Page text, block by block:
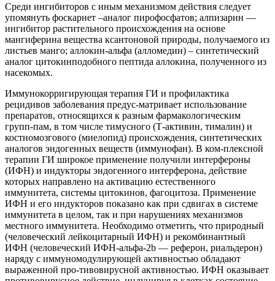
Среди ингибиторов с иным механизмом действия следует
упомянуть фоскарнет –аналог пирофосфатов; алпизарин —
ингибитор растительного происхождения на основе
мангиферина вещества ксантоновой природы, получаемого из
листьев манго; аллокин-альфа (алломедин) – синтетический
аналог цитокинподобного пептида аллокина, полученного из
насекомых.
Иммунокорригирующая терапия ГИ и профилактика
рецидивов заболевания предус-матривает использование
препаратов, относящихся к разным фармакологическим
групп-пам, в том числе тимусного (Т-активин, тималин) и
костномозгового (миелопид) происхождения, синтетических
аналогов эндогенных веществ (иммунофан). В ком-плексной
терапии ГИ широкое применение получили интерфероны
(ИФН) и индукторы эндогенного интерферона, действие
которых направлено на активацию естественного
иммунитета, системы цитокинов, фагоцитоза. Применение
ИФН и его индукторов показано как при сдвигах в системе
иммунитета в целом, так и при нарушениях механизмов
местного иммунитета. Необходимо отметить, что природный
(человеческий лейкоцитарный ИФН) и рекомбинантный
ИФН (человеческий ИФН-альфа-2b — реферон, риальдерон)
наряду с иммуномодулирующей активностью обладают
выраженной про-тивовирусной активностью. ИФН оказывает